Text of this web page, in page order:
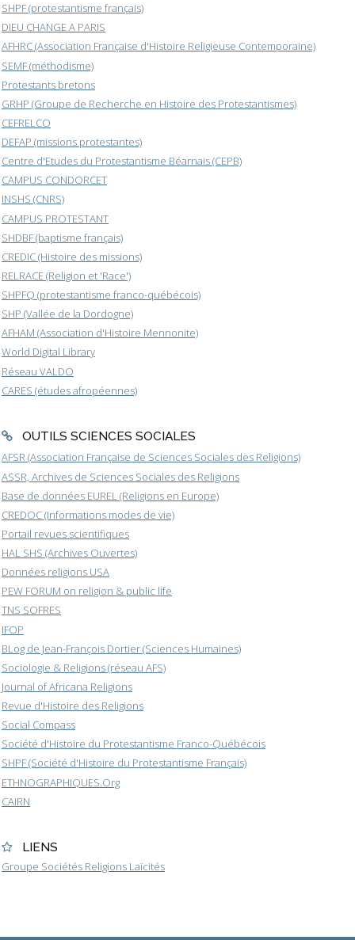
SHPF (protestantisme français)
DIEU CHANGE A PARIS
AFHRC (Association Française d'Histoire Religieuse Contemporaine)
SEMF (méthodisme)
Protestants bretons
GRHP (Groupe de Recherche en Histoire des Protestantismes)
CEFRELCO
DEFAP (missions protestantes)
Centre d'Etudes du Protestantisme Béarnais (CEPB)
CAMPUS CONDORCET
INSHS (CNRS)
CAMPUS PROTESTANT
SHDBF (baptisme français)
CREDIC (Histoire des missions)
RELRACE (Religion et 'Race')
SHPFQ (protestantisme franco-québécois)
SHP (Vallée de la Dordogne)
AFHAM (Association d'Histoire Mennonite)
World Digital Library
Réseau VALDO
CARES (études afropéennes)
OUTILS SCIENCES SOCIALES
AFSR (Association Française de Sciences Sociales des Religions)
ASSR, Archives de Sciences Sociales des Religions
Base de données EUREL (Religions en Europe)
CREDOC (Informations modes de vie)
Portail revues scientifiques
HAL SHS (Archives Ouvertes)
Données religions USA
PEW FORUM on religion & public life
TNS SOFRES
IFOP
BLog de Jean-François Dortier (Sciences Humaines)
Sociologie & Religions (réseau AFS)
Journal of Africana Religions
Revue d'Histoire des Religions
Social Compass
Société d'Histoire du Protestantisme Franco-Québécois
SHPF (Société d'Histoire du Protestantisme Français)
ETHNOGRAPHIQUES.Org
CAIRN
LIENS
Groupe Sociétés Religions Laïcités